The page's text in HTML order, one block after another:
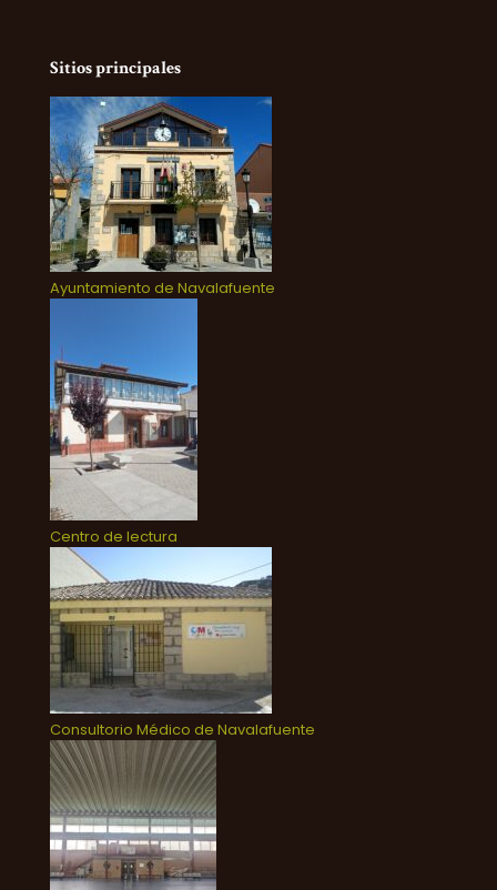
Sitios principales
Ayuntamiento de Navalafuente
Centro de lectura
Consultorio Médico de Navalafuente